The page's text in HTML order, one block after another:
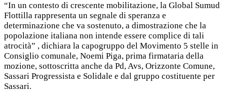
“In un contesto di crescente mobilitazione, la Global Sumud
Flottilla rappresenta un segnale di speranza e
determinazione che va sostenuto, a dimostrazione che la
popolazione italiana non intende essere complice di tali
atrocità” , dichiara la capogruppo del Movimento 5 stelle in
Consiglio comunale, Noemi Piga, prima firmataria della
mozione, sottoscritta anche da Pd, Avs, Orizzonte Comune,
Sassari Progressista e Solidale e dal gruppo costituente per
Sassari.